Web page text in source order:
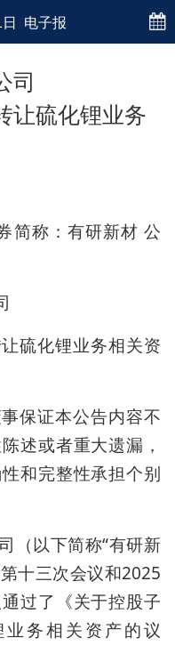
日 电子报
司
让硫化锂业务
简称：有研新材 公
硫化锂业务相关资
保证本公告内容不
述或者重大遗漏，
和完整性承担个别
（以下简称“有研新
十三次会议和2025
过了《关于控股子
务相关资产的议